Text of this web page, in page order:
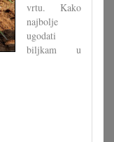
vrtu. Kako
najbolje
ugodati
biljkam u